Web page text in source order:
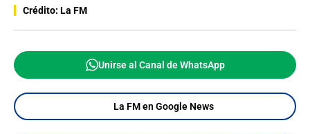
Crédito: La FM
Unirse al Canal de WhatsApp
La FM en Google News